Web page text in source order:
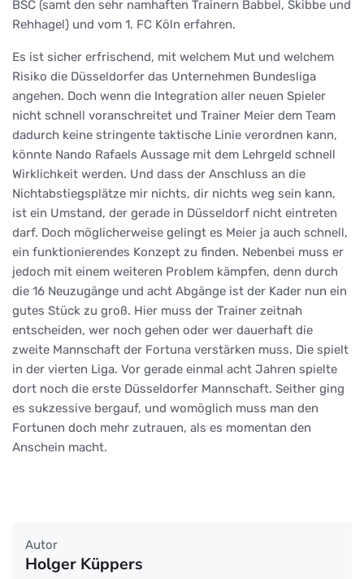
BSC (samt den sehr namhaften Trainern Babbel, Skibbe und
Rehhagel) und vom 1. FC Köln erfahren.
Es ist sicher erfrischend, mit welchem Mut und welchem
Risiko die Düsseldorfer das Unternehmen Bundesliga
angehen. Doch wenn die Integration aller neuen Spieler
nicht schnell voranschreitet und Trainer Meier dem Team
dadurch keine stringente taktische Linie verordnen kann,
könnte Nando Rafaels Aussage mit dem Lehrgeld schnell
Wirklichkeit werden. Und dass der Anschluss an die
Nichtabstiegsplätze mir nichts, dir nichts weg sein kann,
ist ein Umstand, der gerade in Düsseldorf nicht eintreten
darf. Doch möglicherweise gelingt es Meier ja auch schnell,
ein funktionierendes Konzept zu finden. Nebenbei muss er
jedoch mit einem weiteren Problem kämpfen, denn durch
die 16 Neuzugänge und acht Abgänge ist der Kader nun ein
gutes Stück zu groß. Hier muss der Trainer zeitnah
entscheiden, wer noch gehen oder wer dauerhaft die
zweite Mannschaft der Fortuna verstärken muss. Die spielt
in der vierten Liga. Vor gerade einmal acht Jahren spielte
dort noch die erste Düsseldorfer Mannschaft. Seither ging
es sukzessive bergauf, und womöglich muss man den
Fortunen doch mehr zutrauen, als es momentan den
Anschein macht.
Autor
Holger Küppers